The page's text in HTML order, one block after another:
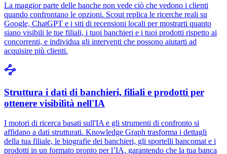
La maggior parte delle banche non vede ciò che vedono i clienti
quando confrontano le opzioni. Scout replica le ricerche reali su
Google, ChatGPT e i siti di recensioni locali per mostrarti quanto
siano visibili le tue filiali, i tuoi banchieri e i tuoi prodotti rispetto ai
concorrenti, e individua gli interventi che possono aiutarti ad
acquisire più clienti.
Struttura i dati di banchieri, filiali e prodotti per
ottenere visibilità nell'IA
I motori di ricerca basati sull'IA e gli strumenti di confronto si
affidano a dati strutturati. Knowledge Graph trasforma i dettagli
della tua filiale, le biografie dei banchieri, gli sportelli bancomat e i
prodotti in un formato pronto per l’IA, garantendo che la tua banca